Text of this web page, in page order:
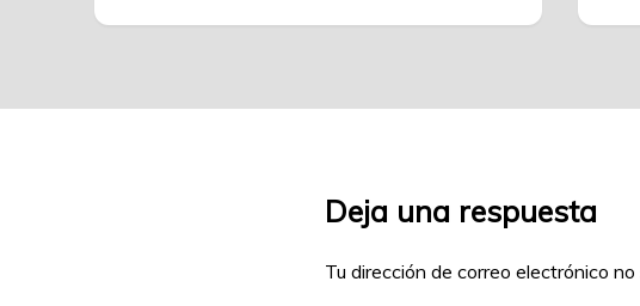
Deja una respuesta
Tu dirección de correo electrónico no